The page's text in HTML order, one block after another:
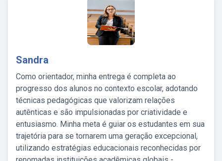
Sandra
Como orientador, minha entrega é completa ao
progresso dos alunos no contexto escolar, adotando
técnicas pedagógicas que valorizam relações
autênticas e são impulsionadas por criatividade e
entusiasmo. Minha meta é guiar os estudantes em sua
trajetória para se tornarem uma geração excepcional,
utilizando estratégias educacionais reconhecidas por